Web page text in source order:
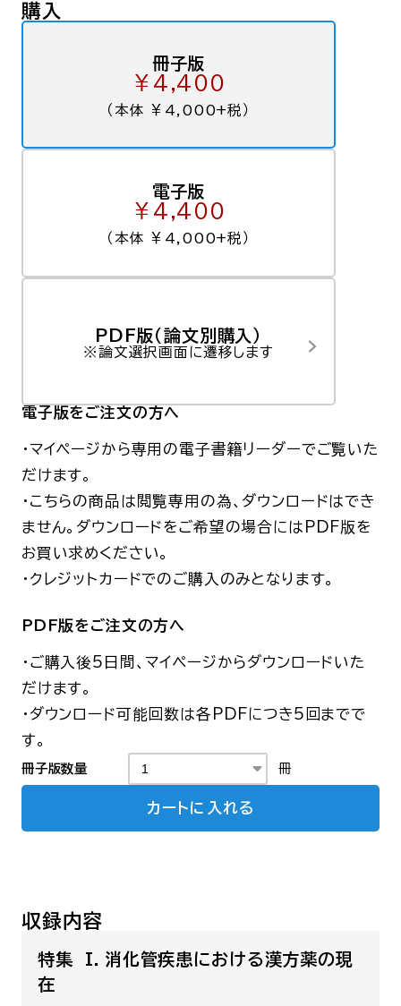
購入
冊子版
￥4,400
（本体 ￥4,000+税）
電子版
￥4,400
（本体 ￥4,000+税）
PDF版（論文別購入）
※論文選択画面に遷移します
電子版をご注文の方へ
・マイページから専用の電子書籍リーダーでご覧いた
だけます。
・こちらの商品は閲覧専用の為、ダウンロードはでき
ません。 ダウンロードをご希望の場合にはPDF版を
お買い求めください。
・クレジットカードでのご購入のみとなります。
PDF版をご注文の方へ
・ご購入後5日間、マイページからダウンロードいた
だけます。
・ダウンロード可能回数は各PDFにつき5回までで
す。
冊子版数量 冊
カートに入れる
収録内容
特集 I．消化管疾患における漢方薬の現
在